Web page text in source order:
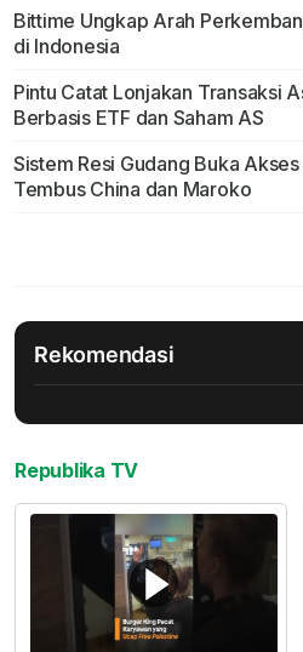
Bittime Ungkap Arah
di Indonesia
Pintu Catat Lonjakan Transaksi
Berbasis ETF dan Saham AS
Sistem Resi Gudang Buka
Tembus China dan Maroko
Rekomendasi
Republika TV